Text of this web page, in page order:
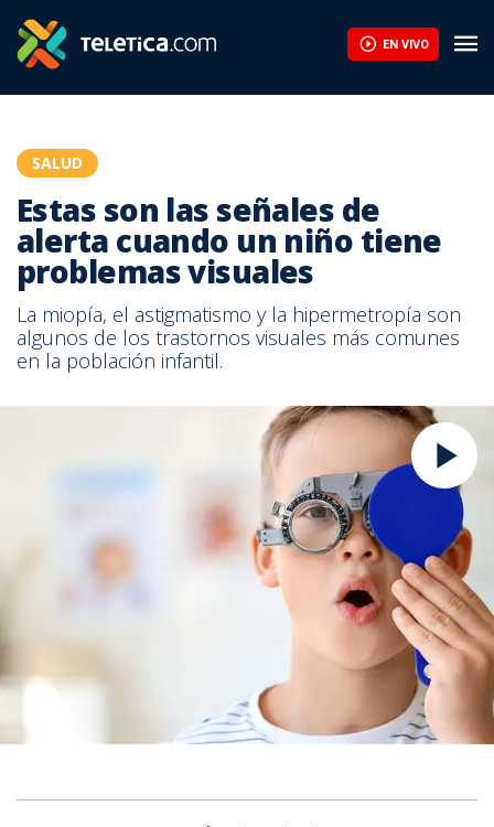
EN VIVO
SALUD
Estas son las señales de
alerta cuando un niño tiene
problemas visuales
La miopía, el astigmatismo y la hipermetropía son
algunos de los trastornos visuales más comunes
en la población infantil.